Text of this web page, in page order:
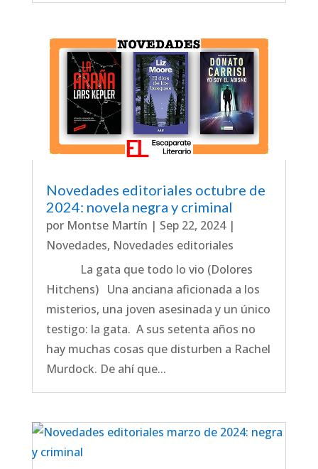
Novedades editoriales octubre de
2024: novela negra y criminal
por Montse Martín | Sep 22, 2024|
Novedades, Novedades editoriales
La gata que todo lo vio (Dolores
Hitchens) Una anciana aficionada a los
misterios, una joven asesinada y un único
testigo: la gata. A sus setenta años no
hay muchas cosas que disturben a Rachel
Murdock. De ahí que...